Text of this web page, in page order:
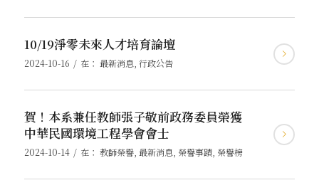
10/19淨零未來人才培育論壇
2024-10-16 / 在： 最新消息 行政公告
賀！本系兼任教師張子敬前政務委員榮獲
中華民國環境工程學會會士
2024-10-14 / 在： 教師榮譽, 最新消息 榮譽事蹟, 榮譽榜